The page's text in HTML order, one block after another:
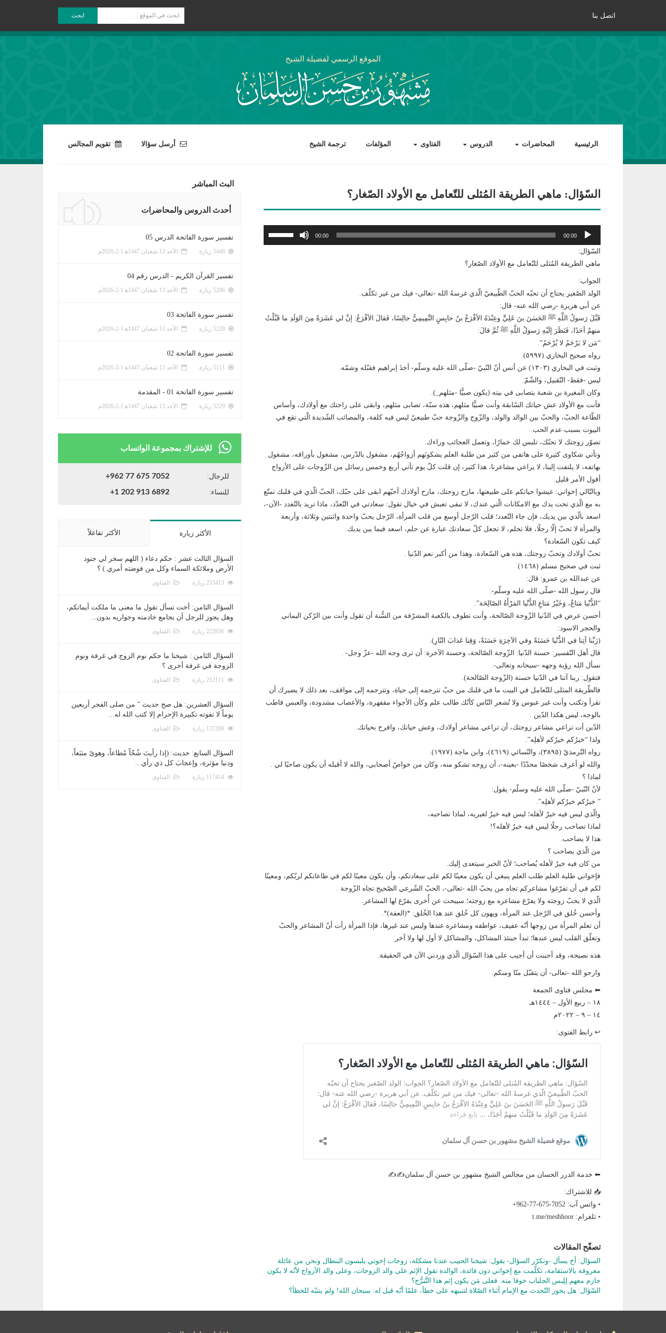
اتصل بنا ابحث
الموقع الرسمي لفضيلة الشيخ
الرئيسية المحاضرات الدروس الفتاوى المؤلفات ترجمة الشيخ أرسل سؤالا تقويم المجالس
السّؤال: ماهي الطريقة المُثلى للتّعامل مع الأولاد الصّغار؟
مشغل
الصوت
00:00
00:00
خفض
السّؤال:
ماهي الطريقة المُثلى للتّعامل مع الأولاد الصّغار؟
الجواب:
الولد الصّغير يحتاج أن تحبّه الحبّ الطّبيعيّ الّذي غرسهُ الله -تعالى- فيك من غير تكلّف.
عن أبي هريرة -رضي الله عنه- قال:
قَبَّلَ رَسولُ اللَّهِ ﷺ الحَسَنَ بنَ عَلِيٍّ وعِنْدَهُ الأقْرَعُ بنُ حابِسٍ التَّمِيمِيُّ جالِسًا، فَقالَ الأقْرَعُ: إنَّ لي عَشَرَةً مِنَ الوَلَدِ ما قَبَّلْتُ
منهمْ أحَدًا، فَنَظَرَ إلَيْهِ رَسولُ اللَّهِ ﷺ ثُمَّ قالَ:
“مَن لا يَرْحَمُ لا يُرْحَمُ”.
رواه صحيح البخاري (٥٩٩٧).
وثبت في البخاري (١٣٠٣) عن أنس أنّ النّبيّ -صلّى الله عليه وسلّم- أخذَ إبراهيم فقبّله وشمّه.
ليس -فقط- التّقبيل، والشّمّ.
وكان المغيرة بن شعبة يتصابى في بيته (يكون صبيًّا -مثلهم_).
فأنت مع الأولاد عش حياتك السّابقة وأنت صبيًّا مثلهم، هذه سنّة، تصابى مثلهم، وابقى على راحتك مع أولادك، وأساس
الطّاعة الحبّ، والحبّ بين الوالد والولد، والزّوج والزّوجة حبّ طبيعيّ ليس فيه كلفة، والمصائب الشّديدة الّتي تقع في
البيوت بسبب عدم الحب.
تصوّر زوجتك لا تحبّك، تلبس لك خمارًا، وتعمل العجائب وراءك.
وتأتي شكاوى كثيرة على هاتفي من كثير من طلبة العلم يشكونَهم أزواجُهُم، مشغول بالدّرس، مشغول بأوراقه، مشغول
بهاتفه، لا يلتفت إلينا، لا يراعي مشاعرنا، هذا كثير، إن قلت كلّ يوم تأتي أربع وخمس رسائل من الزّوجات على الأزواج
أقول الأمر قليل.
وبالتّالي إخواني: عيشوا حياتكم على طبيعتها، مازح زوجتك، مازح أولادك أحبّهم ابقى على حبّك، الحبّ الّذي في قلبك تمتّع
به مع الّذي تحت يدك مع الامكانات الّتي عندك، لا تبقى تعيش في خيال تقول: سعادتي في التّعدّد، ماذا تريد بالتّعدد -الآن-،
اسعد بالّذي بين يديك، فإن جاء التّعدد؛ قلب الرّجل أوسع من قلب المرأة، الرّجل يحبّ واحدة واثنتين وثلاثة، وأربعة
والمرأة لا تحبّ إلّا رجلًا، فلا تحلم، لا تجعل كلّ سعادتك عبارة عن حلم، اسعد فيما بين يديك.
كيف تكون السّعادة؟
تحبّ أولادك وتحبّ زوجتك، هذه هي السّعادة، وهذا من أكبر نعم الدّنيا .
ثبت في صحيح مسلم (١٤٦٨)
عن عبدالله بن عمرو: قال:
قال رسول الله -صلّى الله عليه وسلّم-:
“الدُّنْيا مَتاعٌ، وَخَيْرُ مَتاعِ الدُّنْيا المَرْأَةُ الصّالِحَة”.
أحسن عرض في الدّنيا الزّوجة الصّالحة، وأنت تطوف بالكعبة المشرّفة من السُّنة أن تقول وأنت بين الرّكن اليماني
والحجر الاسود:
(رَبَّنا آتِنا في الدُّنْيا حَسَنَةً وفي الآخِرَةِ حَسَنَةً، وَقِنا عَذابَ النّارِ).
قال أهل التّفسير: حسنة الدّنيا: الزّوجة الصّالحة، وحسنة الآخرة: أن ترى وجه الله -عزّ وجل- .
نسأل الله رؤية وجهه -سبحانه وتعالى-.
فتقول: ربنا آتنا في الدّنيا حسنة (الزّوجة الصّالحة).
فالطّريقة المثلى للتّعامل في البيت ما في قلبك من حبّ تترجمه إلى حياة، وتترجمه إلى مواقف، بعد ذلك لا يضيرك أن
تقرأ وتكتب وأنت غير عبوس ولا تُشعر النّاس كأنّك طالب علم وكأن الأجواء مقفهرة، والأعصاب مشدودة، والعبس قاطب
بالوجه، ليس هكذا الدّين .
الدّين أت تراعي مشاعر زوجتك، أن تراعي مشاعر أولادك، وعش حياتك، وافرح بحياتك.
ولذا “خيرُكم خيرُكم لأهلِه”.
رواه التّرمذيّ (٣٨٩٥)، والنّسائي (٤٦١٩)، وابن ماجة (١٩٧٧).
والله لو أعرف شخصًا محدّدًا -بعينه-، أن زوجه تشكو منه، وكان من خواصّ أصحابي، والله لا أقبله أن يكون صاحبًا لي .
لماذا ؟
لأنّ النّبيّ -صلّى الله عليه وسلّم- يقول:
” خيرُكم خيرُكم لأهلِه”.
والّذي ليس فيه خيرٌ لأهله؛ ليس فيه خيرٌ لغيريه، لماذا تصاحبه،
لماذا تصاحب رجلًا ليس فيه خيرٌ لأهله؟!
هذا لا يصاحب.
من الّذي يصاحب ؟
من كان فيه خيرٌ لأهله يُصاحب؛ لأنّ الخير سيتعدى إليك.
فإخواني طلبة العلم طلب العلم ينبغي أن يكون معينًا لكم على سعادتكم، وأن يكون معينًا لكم في طاعاتكم لربّكم، ومعينًا
لكم في أن تفرّغوا مشاعركم تجاه من يحبّ الله -تعالى-، الحبّ الشّرعي الصّحيح تجاه الزّوجة .
الّذي لا يحبّ زوجته ولا يفرّغ مشاعره مع زوجته؛ سيبحث عن أُخرى يفرّغ لها المشاعر.
وأحسن خُلق في الرّجل عند المرأة، ويهون كل خُلق عند هذا الخُلق: *(العفة)*.
أن تعلم المرأة من زوجها أنّه عفيف، عواطفه ومشاعره عندها وليس عند غيرها، فإذا المرأة رأت أنّ المشاعر والحبّ
وتعلّق القلب ليس عندها؛ تبدأ حينئذ المشاكل، والمشاكل لا أول لها ولا آخر.
هذه نصيحة، وقد أحببت أن أجيب على هذا السّؤال الّذي وردني الآن في الحقيقة.
وارجو الله -تعالى- أن يتقبّل منّا ومنكم.
⬅ مجلس فتاوى الجمعة
١٨ – ربيع الأول – ١٤٤٤هـ
١٤ – ٩ – ٢٠٢٢م
↩ رابط الفتوى:
⬅ خدمة الدرر الحسان من مجالس الشيخ مشهور بن حسن آل سلمان✍️✍️
📥 للاشتراك:
• واتس آب: ‎+962-77-675-7052
• تلغرام: t.me/meshhoor
تصفّح المقالات
السؤال: أخ يسأل -وتكرّر السؤال- يقول: شيخنا الحبيب عندنا مشكلة، زوجات إخوتي يلبسون البنطال ونحن من عائلة
معروفة بالاستقامة، تكلّمت مع إخواني دون فائدة، الوالدة تقول الإثم على والد الزوجات، وعلى والد الأزواج لأنّه لا يكون
حازم معهم لِلِبس الجلباب خوفا منه. فعلى مَن يكون إثم هذا التَّبرُّج؟
السّؤال: هل يجوز التّحدث مع الإمام أثناء الصّلاة لتنبيهه على خطأ، علمًا أنّه قيل له: سبحان الله! ولم ينتبّه للخطأ؟
البث المباشر
أحدث الدروس والمحاضرات
تفسير سورة الفاتحة الدرس 05
الأحد 13 شعبان 1447ﻫ 1-2-2026م
تفسير القرآن الكريم - الدرس رقم 04
الأحد 13 شعبان 1447ﻫ 1-2-2026م
تفسير سورة الفاتحة 03
الأحد 13 شعبان 1447ﻫ 1-2-2026م
تفسير سورة الفاتحة 02
الأحد 13 شعبان 1447ﻫ 1-2-2026م
تفسير سورة الفاتحة 01 - المقدمة
الأحد 13 شعبان 1447ﻫ 1-2-2026م
للإشتراك بمجموعة الواتساب
للرجال: +962 77 675 7052
للنساء: +1 202 913 6892
الأكثر زيارة الأكثر تفاعلاً
السؤال الثالث عشر : حكم دعاء ( اللهم سخر لي جنود
الأرض وملائكة السماء وكل من فوضته أمري ) ؟
الفتاوى
السؤال الثامن: أخت تسأل تقول ما معنى ما ملكت أيمانكم،
وهل يجوز للرجل أن يجامع خادمته وجواريه بدون...
الفتاوى
السؤال الثامن : شيخنا ما حكم نوم الزوج في غرفة ونوم
الزوجة في غرفة أخرى ؟
الفتاوى
السؤال العشرين: هل صح حديث " من صلى الفجر أربعين
يوماً لا تفوته تكبيرة الإحرام إلا كتب الله له...
الفتاوى
السؤال السابع: حديث: (إذا رأيتَ شُحّاً مُطاعاً، وهوىً متبَعاً،
ودنيا مؤثرة، وإعجابَ كل ذي رأي...
الفتاوى